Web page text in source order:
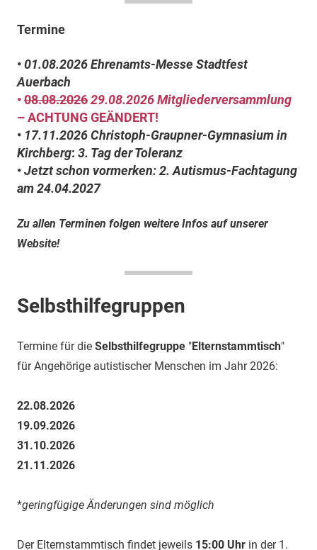
Termine
•01.08.2026Ehrenamts-Messe Stadtfest
Auerbach
•08.08.202629.08.2026Mitgliederversammlung
– ACHTUNG GEÄNDERT!
• 17.11.2026Christoph-Graupner-Gymnasium in
Kirchberg: 3. Tag der Toleranz
•Jetzt schon vormerken: 2. Autismus-Fachtagung
am24.04.2027
Zu allen Terminen folgen weitere Infos auf unserer
Website!
Selbsthilfegruppen
Termine für die Selbsthilfegruppe "Elternstammtisch"
für Angehörige autistischer Menschen im Jahr 2026:
22.08.2026
19.09.2026
31.10.2026
21.11.2026
*geringfügige Änderungen sind möglich
Der Elternstammtisch findet jeweils 15:00 Uhr in der 1.